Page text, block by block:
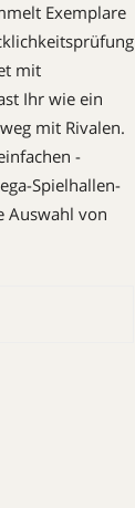
Exemplare
mit
Ihr wie ein
mit Rivalen.
Spielhallen-
Auswahl von